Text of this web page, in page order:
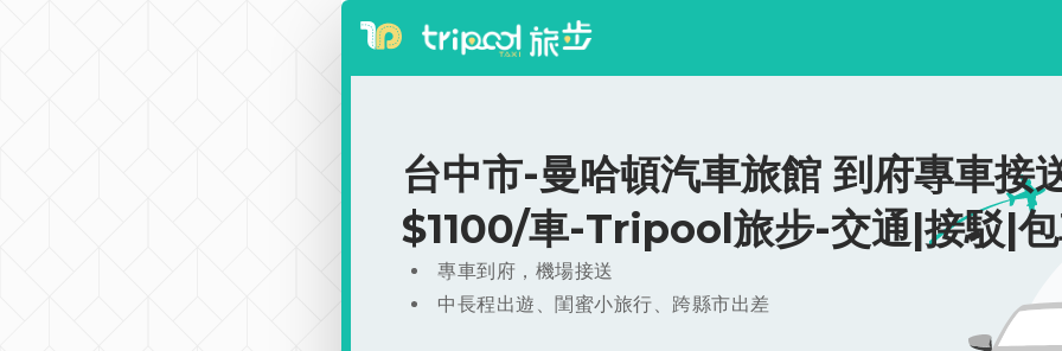
台中市-曼哈頓汽車旅館 到府專車接
$1100/車-Tripool旅步-交通|接駁|
專車到府，機場接送
中長程出遊、閨蜜小旅行、跨縣市出差